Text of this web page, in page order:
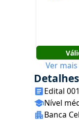
Ver
Detalhes
Edital
Nível
Banca